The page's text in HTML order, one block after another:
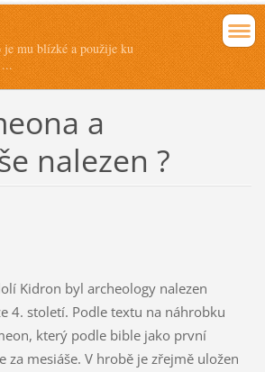
je mu blízké a použije ku
...
a
nalezen ?
Kidron byl archeology nalezen
4. století. Podle textu na náhrobku
který podle bible jako první
za mesiáše. V hrobě je zřejmě uložen